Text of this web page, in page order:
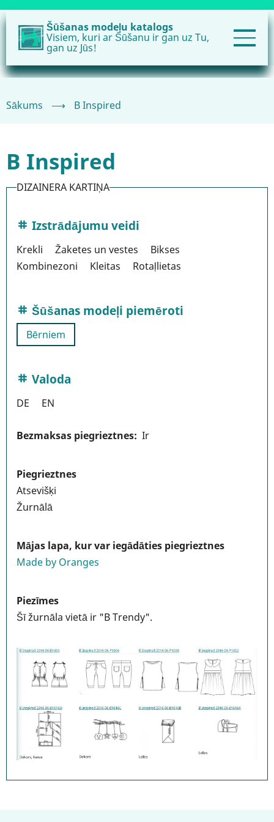
Pārlekt
uz
galveno
Šūšanas modeļu katalogs
Visiem, kuri ar Šūšanu ir gan uz Tu,
gan uz Jūs!
Sākums ⟶ B Inspired
B Inspired
DIZAINERA KARTIŅA
Izstrādājumu veidi
Krekli Žaketes un vestes
Bikses
Kombinezoni
Kleitas Rotaļlietas
Šūšanas modeļi piemēroti
Bērniem
Valoda
DE EN
Bezmaksas piegrieztnes Ir
Piegrieztnes
Atsevišķi
Žurnālā
Mājas lapa, kur var iegādāties piegrieztnes
Made by Oranges
Piezīmes
Šī žurnāla vietā ir "B Trendy".